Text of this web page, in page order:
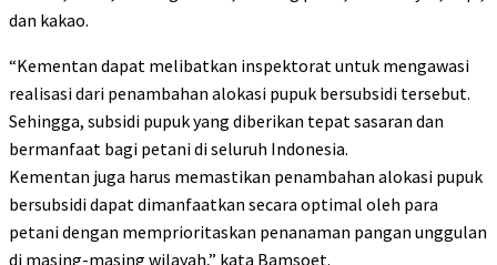
dan kakao.
“Kementan dapat melibatkan inspektorat untuk mengawasi
realisasi dari penambahan alokasi pupuk bersubsidi tersebut.
Sehingga, subsidi pupuk yang diberikan tepat sasaran dan
bermanfaat bagi petani di seluruh Indonesia.
Kementan juga harus memastikan penambahan alokasi pupuk
bersubsidi dapat dimanfaatkan secara optimal oleh para
petani dengan memprioritaskan penanaman pangan unggulan
di masing-masing wilayah,” kata Bamsoet.